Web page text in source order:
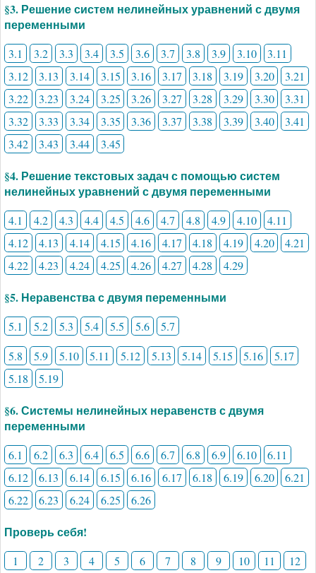
§3. Решение систем нелинейных уравнений с двумя
переменными
3.1 3.2 3.3 3.4 3.5 3.6 3.7 3.8 3.9 3.10
3.11
3.12
3.13 3.14 3.15 3.16 3.17 3.18 3.19 3.20
3.21
3.22
3.23 3.24 3.25 3.26 3.27 3.28 3.29 3.30
3.31
3.32
3.33 3.34 3.35 3.36 3.37 3.38 3.39 3.40
3.41
3.42
3.43 3.44 3.45
§4. Решение текстовых задач с помощью систем
нелинейных уравнений с двумя переменными
4.1 4.2 4.3 4.4 4.5 4.6 4.7 4.8 4.9 4.10
4.11
4.12
4.13 4.14 4.15 4.16 4.17 4.18 4.19 4.20
4.21
4.22
4.23 4.24 4.25 4.26 4.27 4.28 4.29
§5. Неравенства с двумя переменными
5.1 5.2 5.3 5.4 5.5 5.6
5.7
5.8
5.9 5.10 5.11 5.12 5.13 5.14 5.15 5.16
5.17
5.18
5.19
§6. Системы нелинейных неравенств с двумя
переменными
6.1 6.2 6.3 6.4 6.5 6.6 6.7 6.8 6.9 6.10
6.11
6.12
6.13 6.14 6.15 6.16 6.17 6.18 6.19 6.20
6.21
6.22
6.23 6.24 6.25 6.26
Проверь себя!
1 2 3 4 5 6 7 8 9 10 11
12